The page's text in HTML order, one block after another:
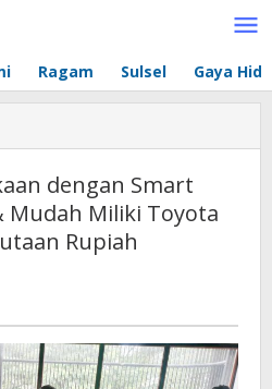
Ragam Sulsel Gaya
dengan
Bebas
dengan Smart
Mudah Miliki Toyota
Rupiah